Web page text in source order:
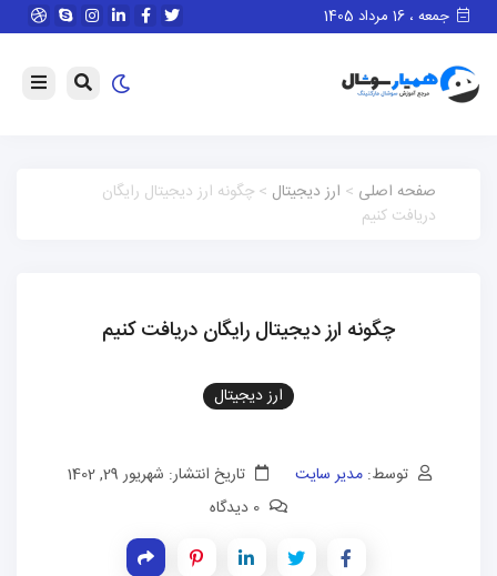
جمعه ، 16 مرداد 1405
صفحه اصلی > ارز دیجیتال > چگونه ارز دیجیتال رایگان
دریافت کنیم
چگونه ارز دیجیتال رایگان دریافت کنیم
ارز دیجیتال
توسط:مدیر سایت
تاریخ انتشار: شهریور 29, 1402